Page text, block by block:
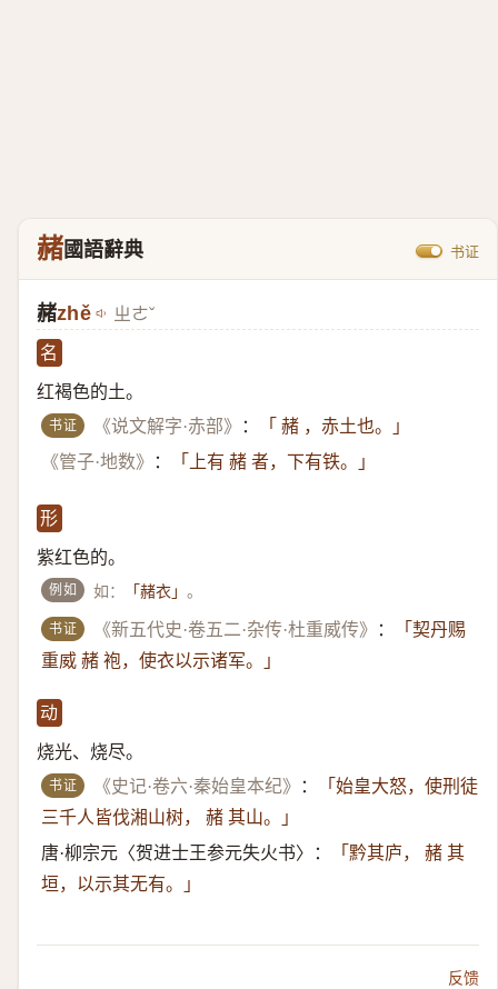
赭國語辭典 书证
赭zhě ㄓㄜˇ
名
红褐色的土。
书证 《说文解字·赤部》 ：
「 赭 ，赤土也。」
《管子·地数》
： 「上有 赭 者，下有铁。」
形
紫红色的。
例如 如： 「赭衣」。
书证 《新五代史·卷五二·杂传·杜重威传》 ：
「契丹赐
重威 赭 袍，使衣以示诸军。」
动
烧光、烧尽。
书证 《史记·卷六·秦始皇本纪》 ：
「始皇大怒，使刑徒
三千人皆伐湘山树， 赭 其山。」
唐·柳宗元〈贺进士王参元失火书〉：
「黔其庐， 赭 其
垣，以示其无有。」
反馈